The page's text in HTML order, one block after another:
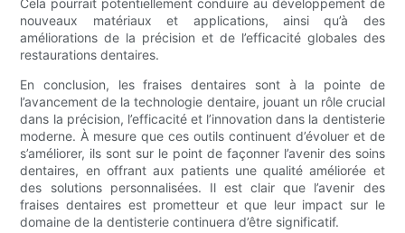
Cela pourrait potentiellement conduire au développement de
nouveaux matériaux et applications, ainsi qu’à des
améliorations de la précision et de l’efficacité globales des
restaurations dentaires.
En conclusion, les fraises dentaires sont à la pointe de
l’avancement de la technologie dentaire, jouant un rôle crucial
dans la précision, l’efficacité et l’innovation dans la dentisterie
moderne. À mesure que ces outils continuent d’évoluer et de
s’améliorer, ils sont sur le point de façonner l’avenir des soins
dentaires, en offrant aux patients une qualité améliorée et
des solutions personnalisées. Il est clair que l’avenir des
fraises dentaires est prometteur et que leur impact sur le
domaine de la dentisterie continuera d’être significatif.